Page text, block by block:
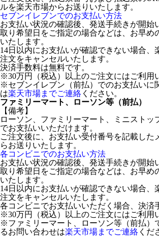
ルを楽天市場からお送りいたします。
セブンイレブンでのお支払い方法
お支払い状況の確認後、発送手続きが開始
取り希望日をご指定の場合などは、お早め
いたします。
14日以内にお支払いが確認できない場合、
注文をキャンセルいたします。
決済手数料は無料です。
※30万円（税込）以上のご注文にはご利用
※セブンイレブン（前払）でのお支払いに
は楽天市場までご連絡 ください。
ファミリーマート、ローソン等（前払）
【備考】
ローソン、ファミリーマート、ミニストッ
でお支払いいただけます。
ご注文後に、お支払い受付番号を記載した
らお送りいたします。
各コンビニでのお支払い方法
お支払い状況の確認後、発送手続きが開始
取り希望日をご指定の場合などは、お早め
いたします。
14日以内にお支払いが確認できない場合、
注文をキャンセルいたします。
各コンビニでお支払いいただく場合、決済
※30万円（税込）以上のご注文にはご利用
※ファミリーマート、ローソン等（前払）
るお問い合わせは楽天市場までご連絡 くだ